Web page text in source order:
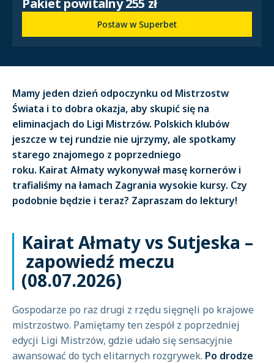
Pakiet powitalny 255 zł
Postaw w Superbet
Mamy jeden dzień odpoczynku od Mistrzostw
Świata i to dobra okazja, aby skupić się na
eliminacjach do Ligi Mistrzów. Polskich klubów
jeszcze w tej rundzie nie ujrzymy, ale spotkamy
starego znajomego z poprzedniego
roku. Kairat Ałmaty wykonywał masę kornerów i
trafialiśmy na łamach Zagrania wysokie kursy. Czy
podobnie będzie i teraz? Zapraszam do lektury!
Kairat Ałmaty vs Sutjeska –
zapowiedź meczu
(08.07.2026)
Gospodarze po raz drugi z rzędu sięgnęli po krajowe
mistrzostwo. Pamiętamy ten zespół z poprzedniej
edycji Ligi Mistrzów, gdzie udało się sensacyjnie
awansować do tych elitarnych rozgrywek. Po drodze